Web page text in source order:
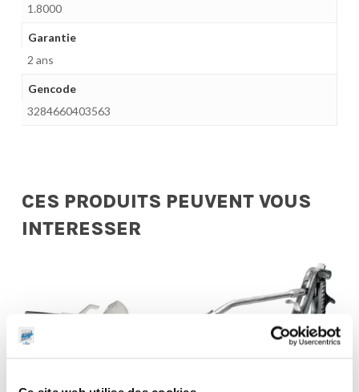
1.8000
Garantie
2 ans
Gencode
3284660403563
CES PRODUITS PEUVENT VOUS
INTERESSER